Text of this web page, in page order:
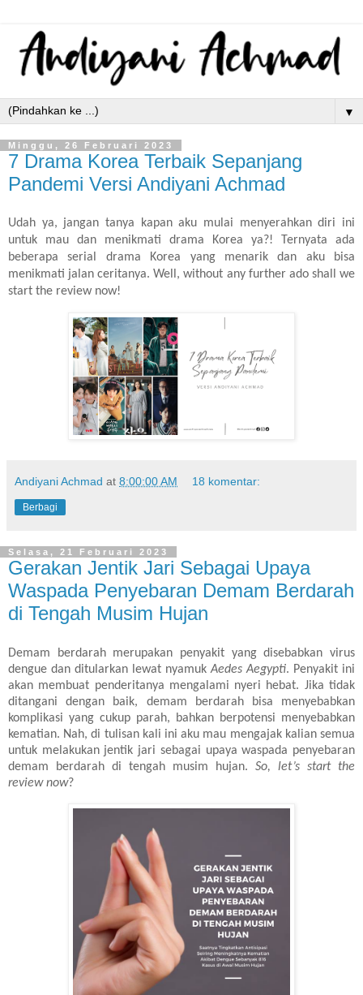
▼
Minggu, 26 Februari 2023
7 Drama Korea Terbaik Sepanjang
Pandemi Versi Andiyani Achmad
Udah ya, jangan tanya kapan aku mulai menyerahkan diri ini
untuk mau dan menikmati drama Korea ya?! Ternyata ada
beberapa serial drama Korea yang menarik dan aku bisa
menikmati jalan ceritanya. Well, without any further ado shall we
start the review now!
Andiyani Achmad at 8:00:00 AM 18 komentar:
Berbagi
Selasa, 21 Februari 2023
Gerakan Jentik Jari Sebagai Upaya
Waspada Penyebaran Demam Berdarah
di Tengah Musim Hujan
Demam berdarah merupakan penyakit yang disebabkan virus
dengue dan ditularkan lewat nyamukAedes Aegypti. Penyakit ini
akan membuat penderitanya mengalami nyeri hebat. Jika tidak
ditangani dengan baik, demam berdarah bisa menyebabkan
komplikasi yang cukup parah, bahkan berpotensi menyebabkan
kematian. Nah, di tulisan kali ini aku mau mengajak kalian semua
untuk melakukan jentik jari sebagai upaya waspada penyebaran
demam berdarah di tengah musim hujan. So, let’s start the
review now?